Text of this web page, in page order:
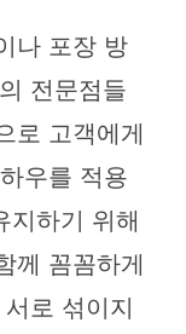
나 포장 방
전문점들
로 고객에게
우를 적용
지하기 위해
께 꼼꼼하게
로 섞이지